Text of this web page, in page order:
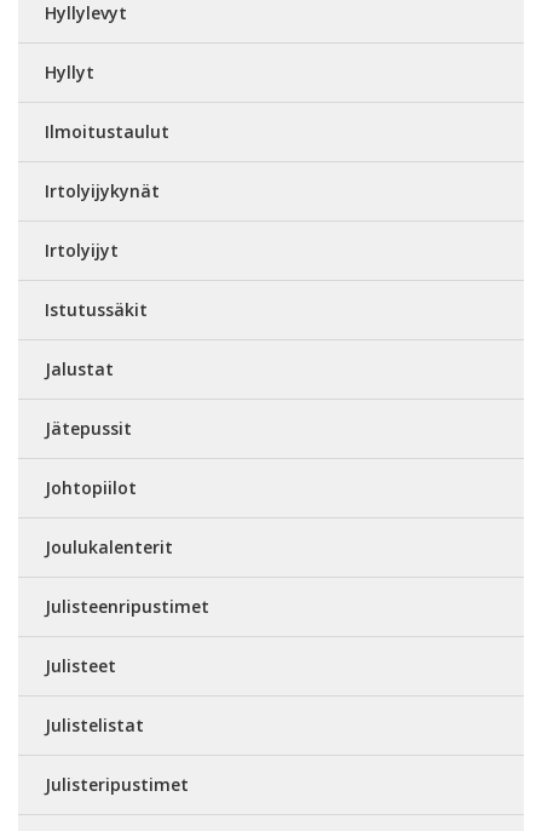
Hyllylevyt
Hyllyt
Ilmoitustaulut
Irtolyijykynät
Irtolyijyt
Istutussäkit
Jalustat
Jätepussit
Johtopiilot
Joulukalenterit
Julisteenripustimet
Julisteet
Julistelistat
Julisteripustimet